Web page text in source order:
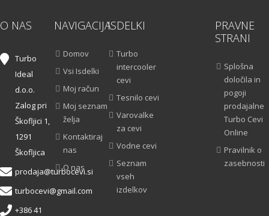
O NAS
Turbo
Ideal
d.o.o.
Zalog pri
Škofljici 1,
1291
Škofljica
prodaja@turbocevi.si
turbocevi@gmail.com
+386 41
NAVIGACIJA
Domov
Vsi Isdelki
Moj račun
Moj seznam
želja
Kontaktiraj
nas
O nas
ISDELKI
Turbo
intercooler
cevi
Tesnilo cevi
Varovalke
za cevi
Vodne cevi
Seznam
vseh
izdelkov
PRAVNE
STRANI
Splošna
določila in
pogoji
prodajalne
Turbo Cevi
Online
Pravilnik o
zasebnosti